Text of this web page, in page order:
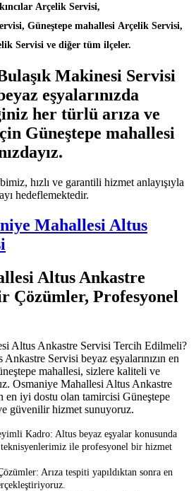
Arçelik Servisi,
Güneştepe mahallesi Arçelik Servisi,
Servisi ve diğer tüm ilçeler.
Makinesi Servisi
eşyalarınızda
her türlü arıza ve
Güneştepe mahallesi
hızlı ve garantili hizmet anlayışıyla
hedeflemektedir.
Mahallesi Altus
Altus Ankastre
Çözümler, Profesyonel
Altus Ankastre Servisi Tercih Edilmeli?
Servisi beyaz eşyalarınızın en
mahallesi, sizlere kaliteli ve
Osmaniye Mahallesi Altus Ankastre
en iyi dostu olan tamircisi Güneştepe
güvenilir hizmet sunuyoruz.
Kadro: Altus beyaz eşyalar konusunda
ile profesyonel bir hizmet
Arıza tespiti yapıldıktan sonra en